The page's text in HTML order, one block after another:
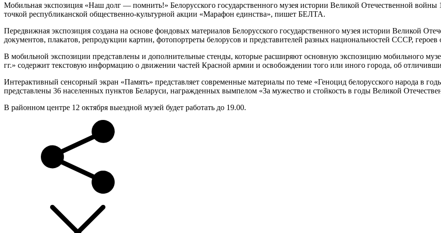
Мобильная экспозиция «Наш долг — помнить!» Белорусского государственного музея истории Великой Отечественной войны
точкой республиканской общественно-культурной акции «Марафон единства», пишет БЕЛТА.
Передвижная экспозиция создана на основе фондовых материалов Белорусского государственного музея истории Великой
документов, плакатов, репродукции картин, фотопортреты белорусов и представителей разных национальностей СССР, героев
В мобильной экспозиции представлены и дополнительные стенды, которые расширяют основную экспозицию мобильного
гг.» содержит текстовую информацию о движении частей Красной армии и освобождении того или иного города, об
Интерактивный сенсорный экран «Память» представляет современные материалы по теме «Геноцид белорусского народа в
представлены 36 населенных пунктов Беларуси, награжденных вымпелом «За мужество и стойкость в годы Великой
В районном центре 12 октября выездной музей будет работать до 19.00.